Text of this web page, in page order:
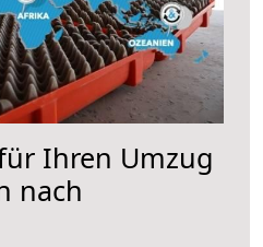
Ihren Umzug
nach